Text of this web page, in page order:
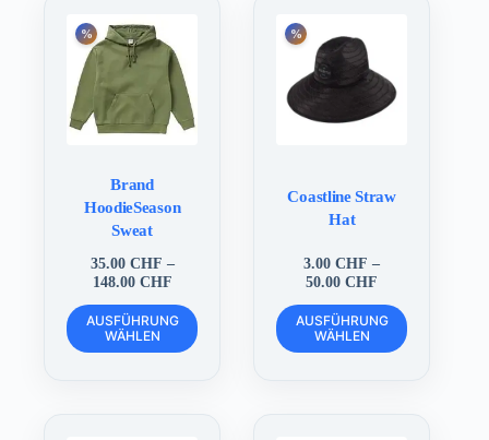
Brand
HoodieSeason
Sweat
35.00 CHF –
148.00 CHFPreisspanne:
bis
148.00 CHF
AUSFÜHRUNG
WÄHLEN
Dieses
Produkt
weist
Coastline Straw
Hat
3.00CHF –
50.00CHF
bis
50.00 CHF
AUSFÜHRUNG
WÄHLEN
Dieses
Produkt
weist